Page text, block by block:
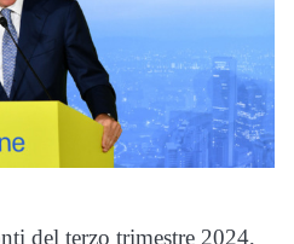
del terzo trimestre 2024,